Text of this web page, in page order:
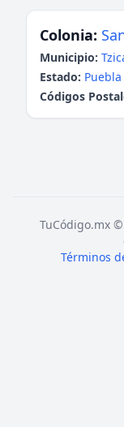
Colonia:
Municipio:
Estado: Puebla
Códigos
TuCódigo.mx
Términos